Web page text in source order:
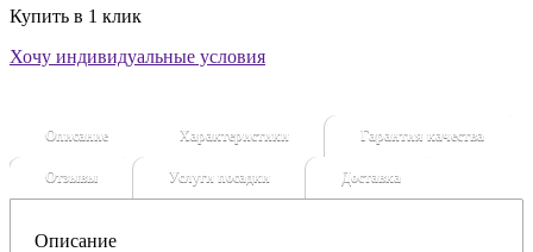
Купить в 1 клик
Хочу индивидуальные условия
Описание Характеристики Гарантия качества
Отзывы Услуги посадки Доставка
Описание